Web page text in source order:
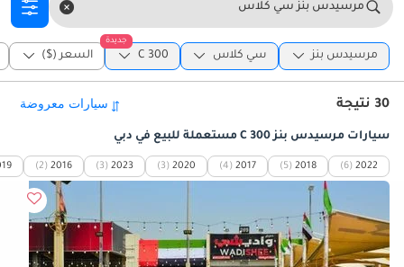
مرسيدس بنز سي كلاس
مرسيدس بنز سي كلاس
جديدة
C 300 السعر ($)
30 نتيجة
سيارات مرسيدس بنز C 300 مستعملة للبيع في دبي
2022
(6)
2018
(5)
2017
(4)
2020
(3)
2023
(3)
2016
(2)